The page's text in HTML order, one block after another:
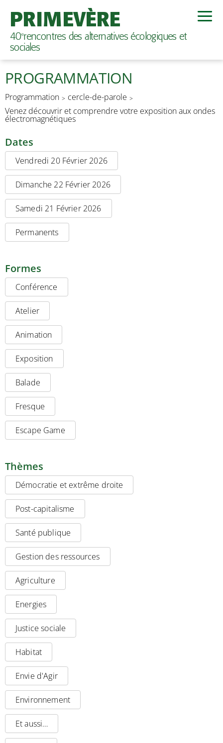
PRIMEVÈRE
40erencontres des alternatives écologiques et
sociales
PROGRAMMATION
Programmation
cercle-de-parole
Venez découvrir et comprendre votre exposition aux ondes
électromagnétiques
Dates
Vendredi 20 Février 2026
Dimanche 22 Février 2026
Samedi 21 Février 2026
Permanents
Formes
Conférence
Atelier
Animation
Exposition
Balade
Fresque
Escape Game
Thèmes
Démocratie et extrême droite
Post-capitalisme
Santé publique
Gestion des ressources
Agriculture
Energies
Justice sociale
Habitat
Envie d'Agir
Environnement
Et aussi…